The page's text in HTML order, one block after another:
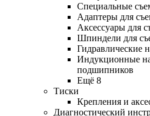
Специальные
Адаптеры для
Аксессуары для
Шпиндели для
Гидравлические
Индукционные
подшипников
Ещё 8
Тиски
Крепления и
Диагностический